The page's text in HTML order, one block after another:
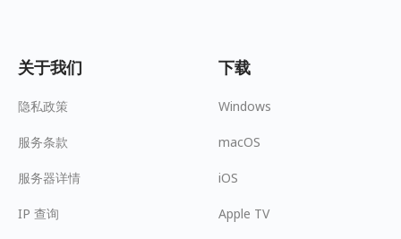
关于我们
隐私政策
服务条款
服务器详情
IP 查询
下载
Windows
macOS
iOS
Apple TV